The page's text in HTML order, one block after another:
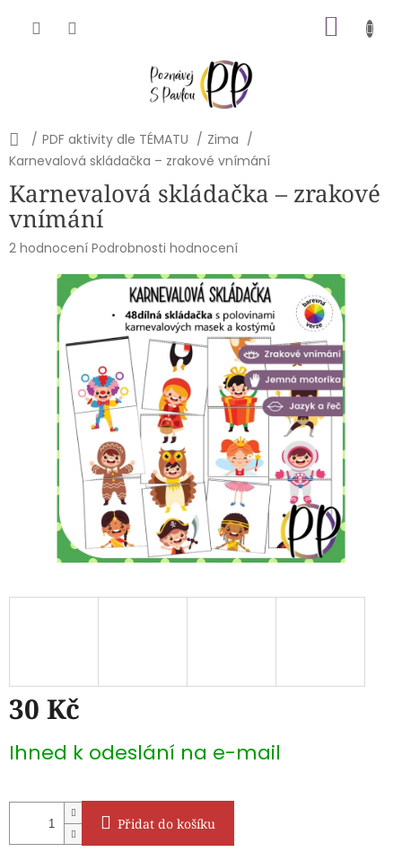
Domů
/ PDF aktivity dle TÉMATU / Zima /
Karnevalová skládačka – zrakové vnímání
Karnevalová skládačka – zrakové
vnímání
Průměrné
produktu
hvězdiček.
2 hodnocení Podrobnosti hodnocení
30 Kč
cena:
Ihned k odeslání na e-mail
Přidat do košíku